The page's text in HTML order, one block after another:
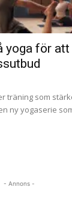
yoga för
träning som
ny yogaserie
- Annons -